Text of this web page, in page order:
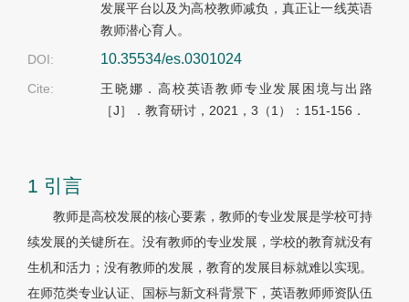
发展平台以及为高校教师减负，真正让一线英语
教师潜心育人。
DOI:
10.35534/es.0301024
Cite:
王晓娜．高校英语教师专业发展困境与出路
［J］．教育研讨，2021，3（1）：151-156．
1 引言
教师是高校发展的核心要素，教师的专业发展是学校可持
续发展的关键所在。没有教师的专业发展，学校的教育就没有
生机和活力；没有教师的发展，教育的发展目标就难以实现。
在师范类专业认证、国标与新文科背景下，英语教师师资队伍